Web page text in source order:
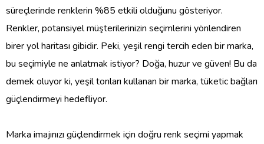
süreçlerinde renklerin %85 etkili olduğunu gösteriyor.
Renkler, potansiyel müşterilerinizin seçimlerini yönlendiren
birer yol haritası gibidir. Peki, yeşil rengi tercih eden bir marka,
bu seçimiyle ne anlatmak istiyor? Doğa, huzur ve güven! Bu da
demek oluyor ki, yeşil tonları kullanan bir marka, tüketic bağları
güçlendirmeyi hedefliyor.
Marka imajınızı güçlendirmek için doğru renk seçimi yapmak